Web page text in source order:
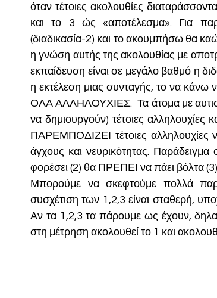
όταν τέτοιες ακολουθίες
και το 3 ώς «αποτέλεσμα». Για
(διαδικασία-2) και το ακουμπήσω θα
η γνώση αυτής της ακολουθίας με
εκπαίδευση είναι σε μεγάλο βαθμό η
η εκτέλεση μιας συνταγής, το να κάνω
ΟΛΑ ΑΛΛΗΛΟΥΧΙΕΣ.  Τα άτομα με
να δημιουργούν) τέτοιες αλληλουχίες
ΠΑΡΕΜΠΟΔΙΖΕΙ τέτοιες αλληλουχίες
άγχους και νευρικότητας.
φορέσει (2) θα ΠΡΕΠΕΙ να πάει βόλτα
Μπορούμε να σκεφτούμε πολλά
συσχέτιση των 1,2,3 είναι σταθερή,
Αν τα 1,2,3 τα πάρουμε ως έχουν,
στη μέτρηση ακολουθεί το 1 και